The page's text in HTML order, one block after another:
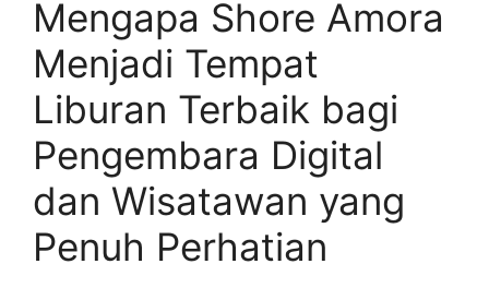
Mengapa Shore Amora
Menjadi Tempat
Liburan Terbaik bagi
Pengembara Digital
dan Wisatawan yang
Penuh Perhatian